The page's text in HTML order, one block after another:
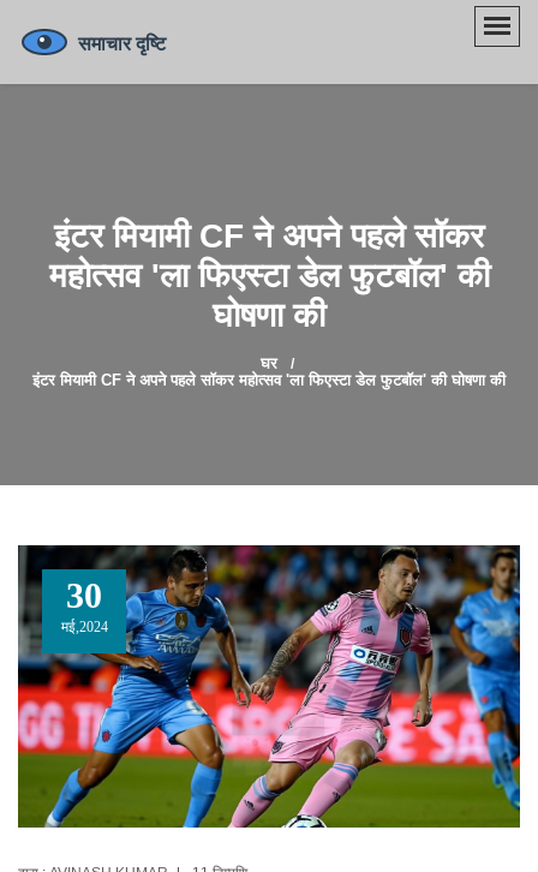
इंटर मियामी CF ने अपने पहले सॉकर
महोत्सव 'ला फिएस्टा डेल फुटबॉल' की
घोषणा की
घर
इंटर मियामी CF ने अपने पहले सॉकर महोत्सव 'ला फिएस्टा डेल फुटबॉल' की घोषणा की
30
मई,2024